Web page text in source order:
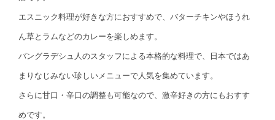
エスニック料理が好きな方におすすめで、バターチキンやほうれ
ん草とラムなどのカレーを楽しめます。
バングラデシュ人のスタッフによる本格的な料理で、日本ではあ
まりなじみない珍しいメニューで人気を集めています。
さらに甘口・辛口の調整も可能なので、激辛好きの方にもおすす
めです。